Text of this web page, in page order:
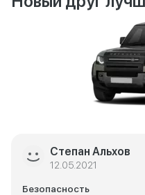
Степан Альхов
12.05.2021
Безопасность